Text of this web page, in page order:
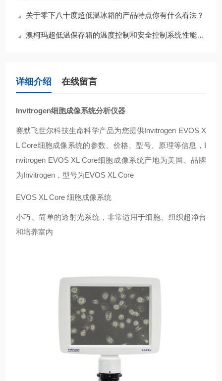
关于零下八十度超低温冰箱的产品特点你有什么看法？
澳柯玛超低温保存箱的温度控制和安全控制系统性能分析
详细介绍 在线留言
Invitrogen细胞成像系统分析仪器
赛默飞世尔科技生命科学产品为您提供Invitrogen EVOS X
L Core细胞成像系统的参数、价格、型号、原理等信息，I
nvitrogen EVOS XL Core细胞成像系统产地为美国、品牌
为Invitrogen，型号为EVOS XL Core
EVOS XL Core 细胞成像系统
小巧、简单的透射光系统，非常适用于细胞、组织超净台
和培养室内